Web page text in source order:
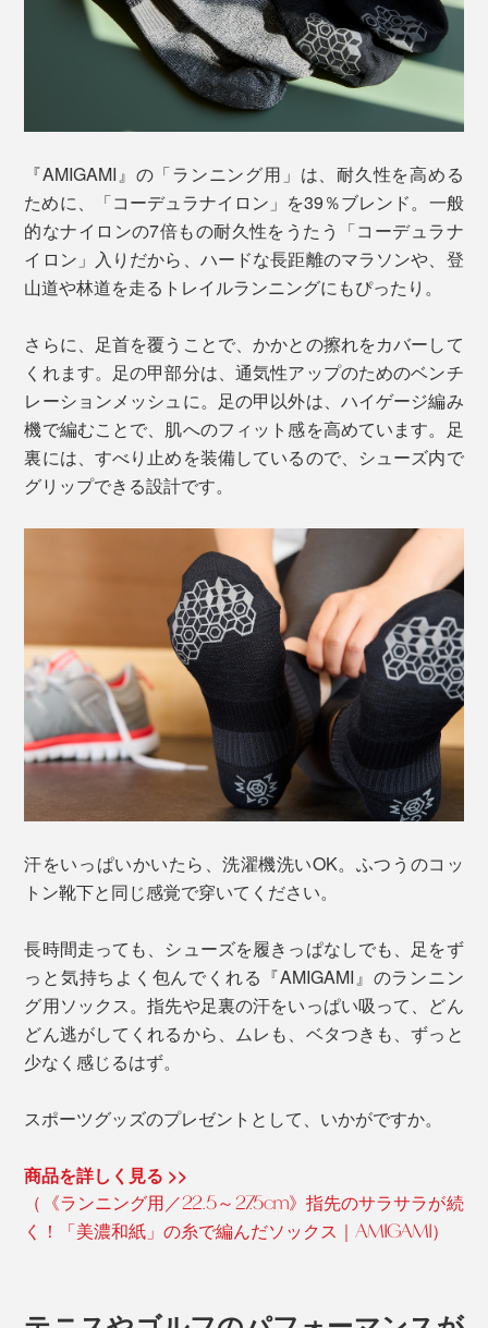
『AMIGAMI』の「ランニング用」は、耐久性を高める
ために、「コーデュラナイロン」を39％ブレンド。一般
的なナイロンの7倍もの耐久性をうたう「コーデュラナ
イロン」入りだから、ハードな長距離のマラソンや、登
山道や林道を走るトレイルランニングにもぴったり。
さらに、足首を覆うことで、かかとの擦れをカバーして
くれます。足の甲部分は、通気性アップのためのベンチ
レーションメッシュに。足の甲以外は、ハイゲージ編み
機で編むことで、肌へのフィット感を高めています。足
裏には、すべり止めを装備しているので、シューズ内で
グリップできる設計です。
汗をいっぱいかいたら、洗濯機洗いOK。ふつうのコッ
トン靴下と同じ感覚で穿いてください。
長時間走っても、シューズを履きっぱなしでも、足をず
っと気持ちよく包んでくれる『AMIGAMI』のランニン
グ用ソックス。指先や足裏の汗をいっぱい吸って、どん
どん逃がしてくれるから、ムレも、ベタつきも、ずっと
少なく感じるはず。
スポーツグッズのプレゼントとして、いかがですか。
商品を詳しく見る >>
（《ランニング用／22.5～27.5cm》指先のサラサラが続
く！「美濃和紙」の糸で編んだソックス｜AMIGAMI）